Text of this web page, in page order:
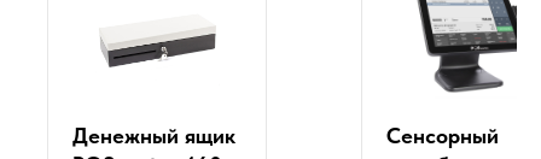
Денежный ящик
Сенсорный